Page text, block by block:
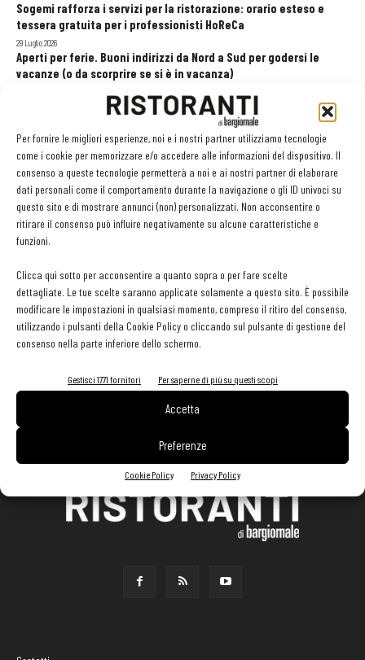
Per fornire le migliori esperienze, noi e i nostri partner utilizziamo tecnologie
come i cookie per memorizzare e/o accedere alle informazioni del dispositivo. Il
consenso a queste tecnologie permetterà a noi e ai nostri partner di elaborare
dati personali come il comportamento durante la navigazione o gli ID univoci su
questo sito e di mostrare annunci (non) personalizzati. Non acconsentire o
ritirare il consenso può influire negativamente su alcune caratteristiche e
funzioni.
Clicca qui sotto per acconsentire a quanto sopra o per fare scelte
dettagliate. Le tue scelte saranno applicate solamente a questo sito. È possibile
modificare le impostazioni in qualsiasi momento, compreso il ritiro del consenso,
utilizzando i pulsanti della Cookie Policy o cliccando sul pulsante di gestione del
consenso nella parte inferiore dello schermo.
Gestisci 1771 fornitori Per saperne di più su questi scopi
Accetta
Preferenze
Cookie Policy Privacy Policy
Sogemi rafforza i servizi per la ristorazione: orario esteso e
tessera gratuita per i professionisti HoReCa
29 Luglio 2026
Aperti per ferie. Buoni indirizzi da Nord a Sud per godersi le
vacanze (o da scorprire se si è in vacanza)
Pos, compagni di gestione. Le ultime soluzioni delle aziende
EDICOLA WEB